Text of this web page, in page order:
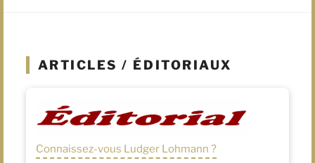
ARTICLES / ÉDITORIAUX
Connaissez-vous Ludger Lohmann ?